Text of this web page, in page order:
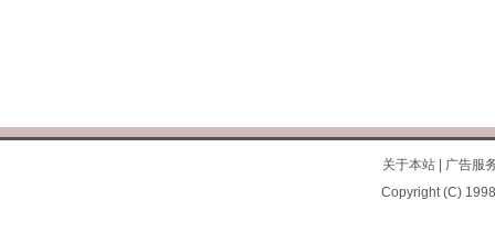
关于本站|
广告服
Copyright (C)